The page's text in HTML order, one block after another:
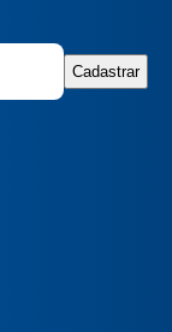
Cadastrar